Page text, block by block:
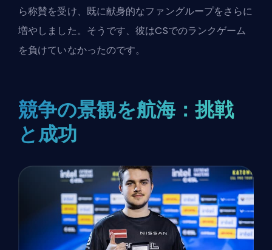
ら称賛を受け、既に献身的なファングループをさらに
増やしました。そうです、彼はCSでのランクゲーム
を負けていなかったのです。
競争の景観を航海：挑戦
と成功